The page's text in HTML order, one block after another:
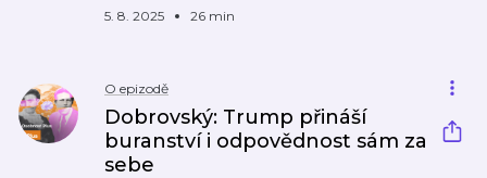
5. 8. 2025 26 min
O epizodě
Dobrovský: Trump přináší
buranství i odpovědnost sám za
sebe